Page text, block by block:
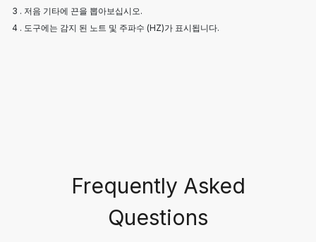
3 . 저음 기타에 끈을 뽑아보십시오.
4 . 도구에는 감지 된 노트 및 주파수 (HZ)가 표시됩니다.
Frequently Asked
Questions